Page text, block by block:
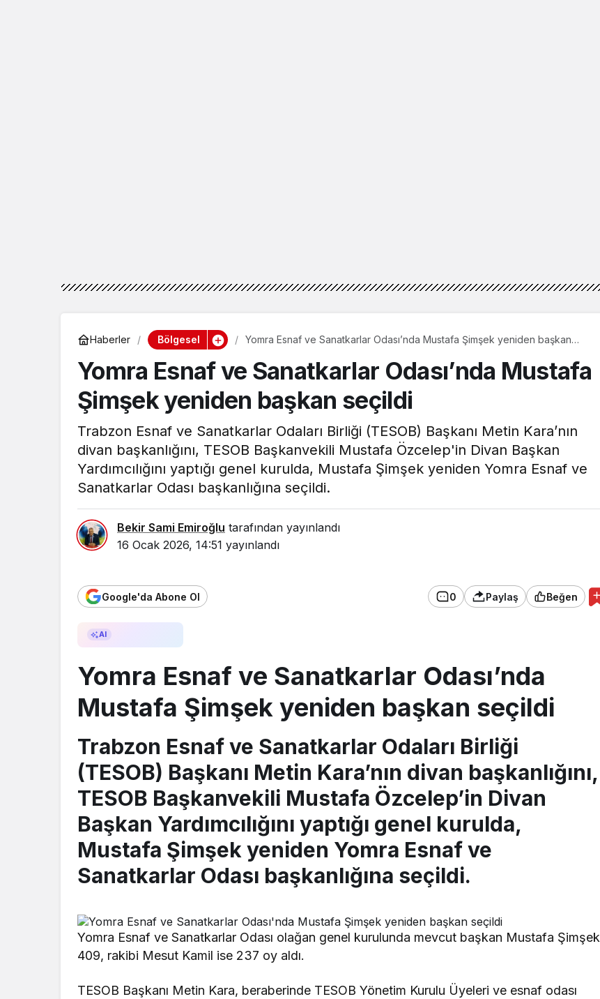
Haberler Bölgesel
Yomra Esnaf ve Sanatkarlar Odası’nda Mustafa Şimşek yeniden başkan
Yomra Esnaf ve Sanatkarlar Odası’nda Mustafa
Şimşek yeniden başkan seçildi
Trabzon Esnaf ve Sanatkarlar Odaları Birliği (TESOB) Başkanı Metin Kara’nın
divan başkanlığını, TESOB Başkanvekili Mustafa Özcelep'in Divan Başkan
Yardımcılığını yaptığı genel kurulda, Mustafa Şimşek yeniden Yomra Esnaf ve
Sanatkarlar Odası başkanlığına seçildi.
Bekir Sami Emiroğlu tarafından yayınlandı
16 Ocak 2026, 14:51 yayınlandı
Google'da Abone Ol 0 Paylaş Beğen
AI
Yomra Esnaf ve Sanatkarlar Odası’nda
Mustafa Şimşek yeniden başkan seçildi
Trabzon Esnaf ve Sanatkarlar Odaları Birliği
(TESOB) Başkanı Metin Kara’nın divan başkanlığını,
TESOB Başkanvekili Mustafa Özcelep’in Divan
Başkan Yardımcılığını yaptığı genel kurulda,
Mustafa Şimşek yeniden Yomra Esnaf ve
Sanatkarlar Odası başkanlığına seçildi.
Yomra Esnaf ve Sanatkarlar Odası olağan genel kurulunda mevcut başkan Mustafa Şimşek
409, rakibi Mesut Kamil ise 237 oy aldı.
TESOB Başkanı Metin Kara, beraberinde TESOB Yönetim Kurulu Üyeleri ve esnaf odası